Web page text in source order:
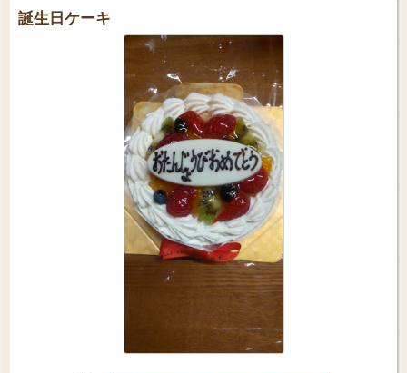
誕生日ケーキ